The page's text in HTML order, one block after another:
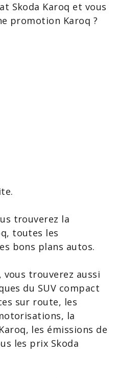
Skoda Karoq et vous
promotion Karoq ?
trouverez la
, toutes les
bons plans autos.
trouverez aussi
du SUV compact
sur route, les
la
, les émissions de
les prix Skoda